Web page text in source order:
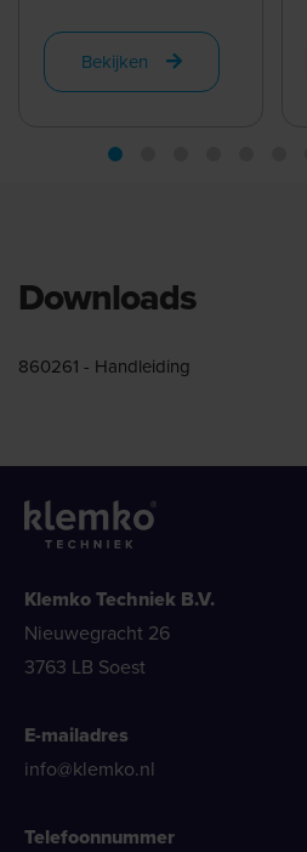
professionele verlichting
met een led ...
Bekijken
Downloads
860261 - Handleiding
Klemko Techniek B.V.
Nieuwegracht 26
3763 LB Soest
E-mailadres
info@klemko.nl
Telefoonnummer